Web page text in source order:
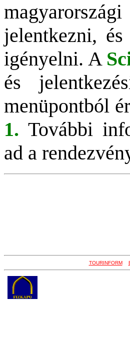
jelentkezni,
igényelni. A
és
menüpontból
1. További
ad a
TOURINFORM